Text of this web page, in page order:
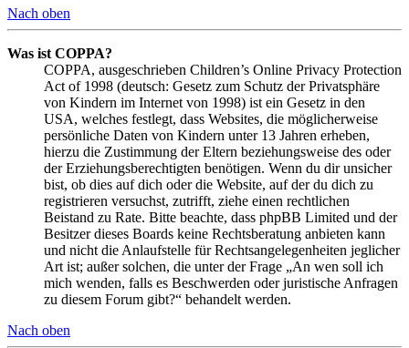
Nach oben
Was ist COPPA?
COPPA, ausgeschrieben Children’s Online Privacy Protection
Act of 1998 (deutsch: Gesetz zum Schutz der Privatsphäre
von Kindern im Internet von 1998) ist ein Gesetz in den
USA, welches festlegt, dass Websites, die möglicherweise
persönliche Daten von Kindern unter 13 Jahren erheben,
hierzu die Zustimmung der Eltern beziehungsweise des oder
der Erziehungsberechtigten benötigen. Wenn du dir unsicher
bist, ob dies auf dich oder die Website, auf der du dich zu
registrieren versuchst, zutrifft, ziehe einen rechtlichen
Beistand zu Rate. Bitte beachte, dass phpBB Limited und der
Besitzer dieses Boards keine Rechtsberatung anbieten kann
und nicht die Anlaufstelle für Rechtsangelegenheiten jeglicher
Art ist; außer solchen, die unter der Frage „An wen soll ich
mich wenden, falls es Beschwerden oder juristische Anfragen
zu diesem Forum gibt?“ behandelt werden.
Nach oben